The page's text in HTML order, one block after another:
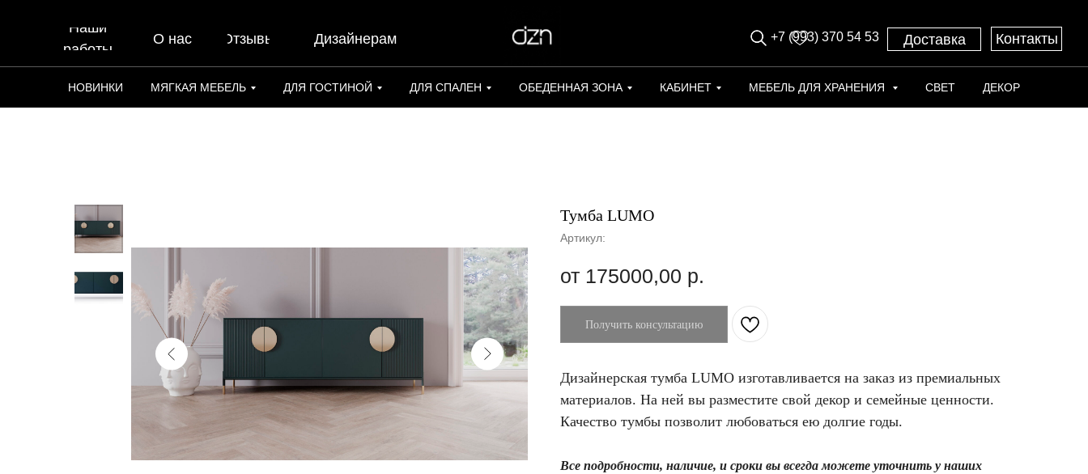
О нас Отзывы Доставка Контакты
+7 (993) 370 54 53
Дизайнерам
Наши
работы
НОВИНКИ МЯГКАЯ МЕБЕЛЬ ДЛЯ ГОСТИНОЙ ДЛЯ СПАЛЕН ОБЕДЕННАЯ ЗОНА КАБИНЕТ МЕБЕЛЬ ДЛЯ ХРАНЕНИЯ СВЕТ ДЕКОР
Тумба LUMO
Артикул:
175000,00 р.
Получить консультацию
Дизайнерская тумба LUMO изготавливается на заказ из премиальных
материалов. На ней вы разместите свой декор и семейные ценности.
Качество тумбы позволит любоваться ею долгие годы.
Все подробности, наличие, и сроки вы всегда можете уточнить у наших